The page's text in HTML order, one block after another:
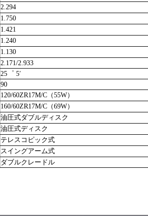
2.294
1.750
1.421
1.240
1.130
2.171/2.933
25゜ 5′
90
120/60ZR17M/C（55W）
160/60ZR17M/C（69W）
油圧式ダブルディスク
油圧式ディスク
テレスコピック式
スイングアーム式
ダブルクレードル